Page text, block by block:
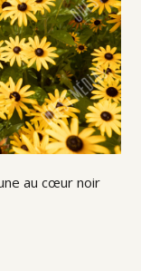
au cœur noir